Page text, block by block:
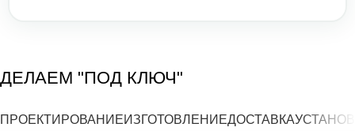
ДЕЛАЕМ "ПОД КЛЮЧ"
ПРОЕКТИРОВАНИЕИЗГОТОВЛЕНИЕДОСТАВКА